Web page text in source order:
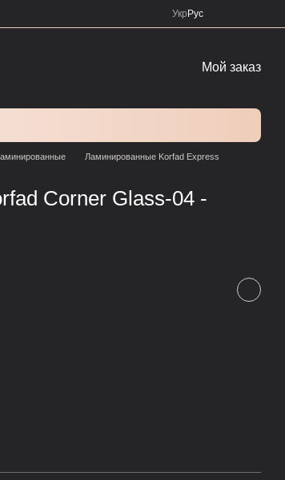
Укр Рус
Мой заказ
Ламинированные Korfad Express
Corner Glass-04 -